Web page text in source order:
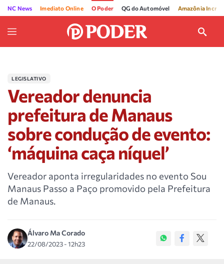
NC News Imediato Online O Poder QG do Automóvel Amazônia
LEGISLATIVO
Vereador denuncia
prefeitura de Manaus
sobre condução de evento:
‘máquina caça níquel’
Vereador aponta irregularidades no evento Sou
Manaus Passo a Paço promovido pela Prefeitura
de Manaus.
Álvaro Ma Corado
22/08/2023 - 12h23